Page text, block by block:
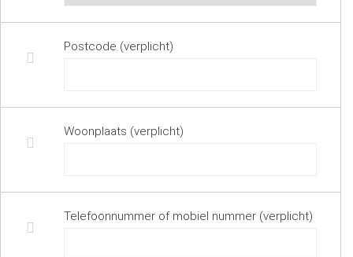
Postcode (verplicht)
Woonplaats (verplicht)
Telefoonnummer of mobiel nummer (verplicht)